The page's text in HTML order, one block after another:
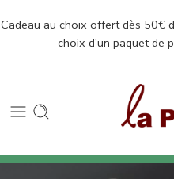
Cadeau au choix offert dès 50€
choix d’un paquet de